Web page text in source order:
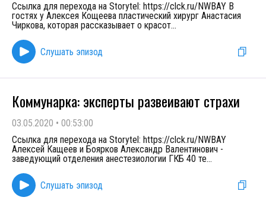
Ссылка для перехода на Storytel: https://clck.ru/NWBAY В
гостях у Алексея Кощеева пластический хирург Анастасия
Чиркова, которая рассказывает о красот...
Слушать эпизод
Коммунарка: эксперты развеивают страхи
03.05.2020 • 00:53:00
Ссылка для перехода на Storytel: https://clck.ru/NWBAY
Алексей Кащеев и Боярков Александр Валентинович -
заведующий отделения анестезиологии ГКБ 40 те...
Слушать эпизод